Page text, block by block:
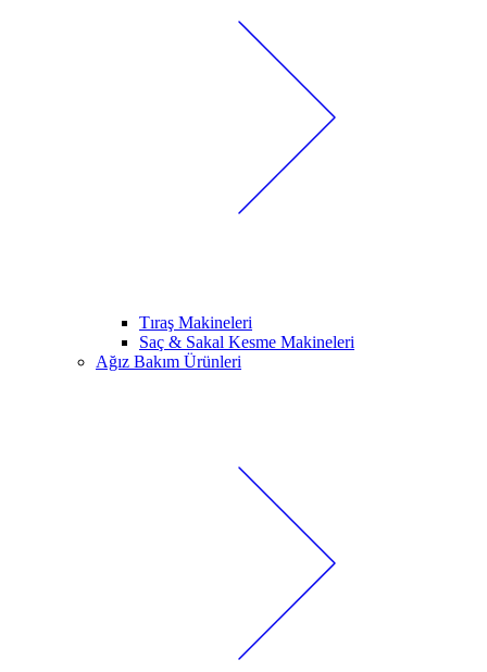
Tıraş Makineleri
Saç & Sakal Kesme Makineleri
Ağız Bakım Ürünleri